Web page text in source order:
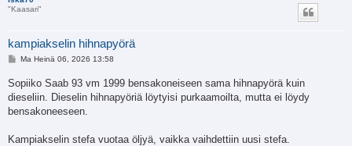
"Kaasari"
kampiakselin hihnapyörä
V
s
t
Ma Heinä 06, 2026 13:58
Sopiiko Saab 93 vm 1999 bensakoneiseen sama hihnapyörä kuin
dieseliin. Dieselin hihnapyöriä löytyisi purkaamoilta, mutta ei löydy
bensakoneeseen.
Kampiakselin stefa vuotaa öljyä, vaikka vaihdettiin uusi stefa.